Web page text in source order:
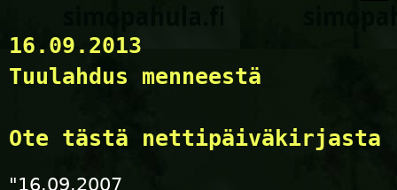
16.09.2013
Tuulahdus menneestä
Ote tästä nettipäiväkirjasta
"16.09.2007